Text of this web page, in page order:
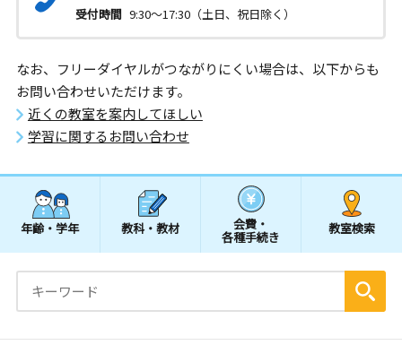
受付時間 9:30～17:30（土日、祝日除く）
なお、フリーダイヤルがつながりにくい場合は、以下からも
お問い合わせいただけます。
近くの教室を案内してほしい
学習に関するお問い合わせ
年齢・学年 教科・教材 会費・
各種手続き
教室検索